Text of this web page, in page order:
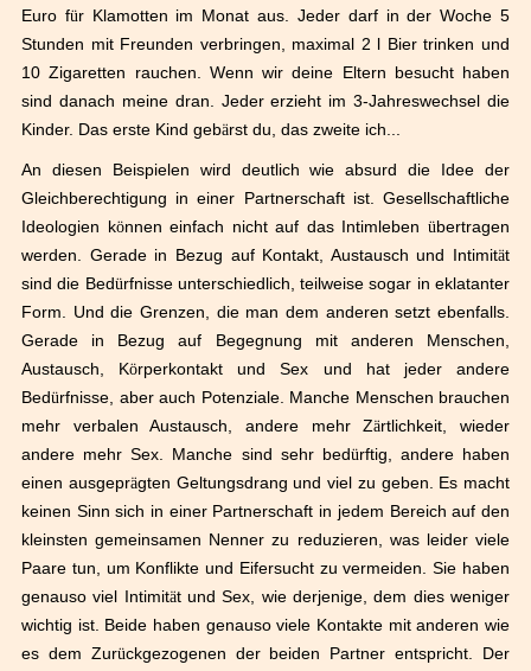
Euro für Klamotten im Monat aus. Jeder darf in der Woche 5
Stunden mit Freunden verbringen, maximal 2 l Bier trinken und
10 Zigaretten rauchen. Wenn wir deine Eltern besucht haben
sind danach meine dran. Jeder erzieht im 3-Jahreswechsel die
Kinder. Das erste Kind gebärst du, das zweite ich...
An diesen Beispielen wird deutlich wie absurd die Idee der
Gleichberechtigung in einer Partnerschaft ist. Gesellschaftliche
Ideologien können einfach nicht auf das Intimlebenübertragen
werden. Gerade in Bezug auf Kontakt, Austausch und Intimität
sind die Bedürfnisse unterschiedlich, teilweise sogar in eklatanter
Form. Und die Grenzen, die man dem anderen setzt ebenfalls.
Gerade in Bezug auf Begegnung mit anderen Menschen,
Austausch, Körperkontakt und Sex und hat jeder andere
Bedürfnisse, aber auch Potenziale. Manche Menschen brauchen
mehr verbalen Austausch, andere mehr Zärtlichkeit, wieder
andere mehr Sex. Manche sind sehr bedürftig, andere haben
einen ausgeprägten Geltungsdrang und viel zu geben. Es macht
keinen Sinn sich in einer Partnerschaft in jedem Bereich auf den
kleinsten gemeinsamen Nenner zu reduzieren, was leider viele
Paare tun, um Konflikte und Eifersucht zu vermeiden. Sie haben
genauso viel Intimität und Sex, wie derjenige, dem dies weniger
wichtig ist. Beide haben genauso viele Kontakte mit anderen wie
es dem Zurückgezogenen der beiden Partner entspricht. Der